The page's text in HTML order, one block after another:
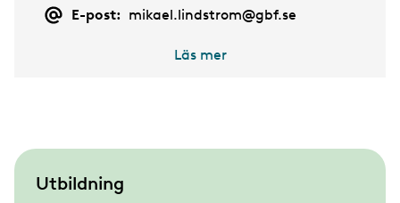
E-post: mikael.lindstrom@gbf.se
Läs mer
Utbildning